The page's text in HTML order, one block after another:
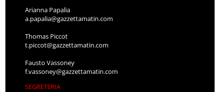
Arianna Papalia
a.papalia@gazzettamatin.com
Thomas Piccot
t.piccot@gazzettamatin.com
Fausto Vassoney
f.vassoney@gazzettamatin.com
SEGRETERIA